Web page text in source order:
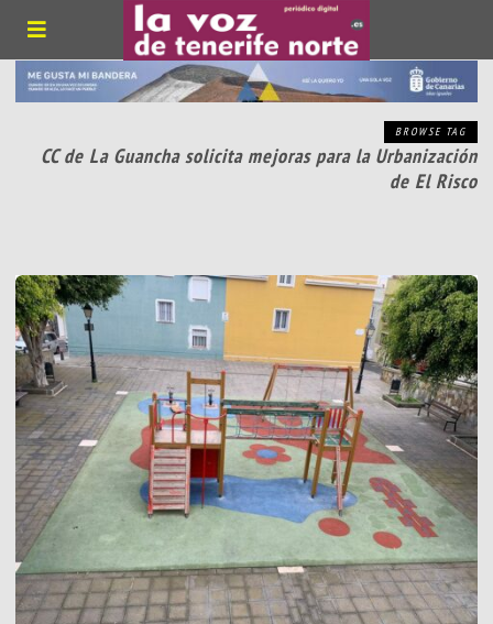
BROWSE TAG
CC de La Guancha solicita mejoras para la Urbanización
de El Risco